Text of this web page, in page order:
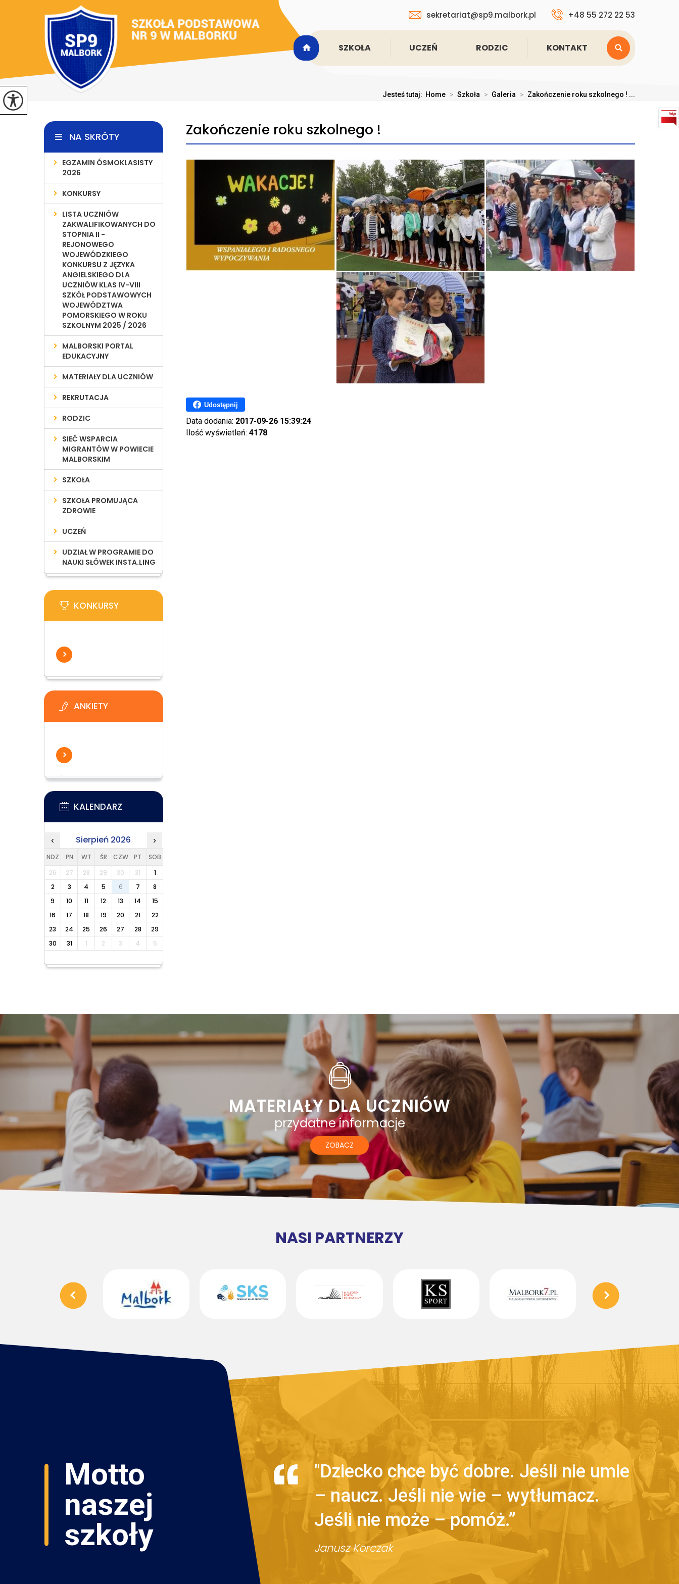
sekretariat@sp9.malbork.pl +48 55 272 22 53
SZKOŁA UCZEŃ RODZIC KONTAKT
Jesteś tutaj: Home > Szkoła > Galeria > Zakończenie roku szkolnego ! ...
Zakończenie roku szkolnego !
Udostępnij
Data dodania: 2017-09-26 15:39:24
Ilość wyświetleń: 4178
NA SKRÓTY
EGZAMIN ÓSMOKLASISTY
2026
KONKURSY
LISTA UCZNIÓW
ZAKWALIFIKOWANYCH DO
STOPNIA II -
REJONOWEGO
WOJEWÓDZKIEGO
KONKURSU Z JĘZYKA
ANGIELSKIEGO DLA
UCZNIÓW KLAS IV-VIII
SZKÓŁ PODSTAWOWYCH
WOJEWÓDZTWA
POMORSKIEGO W ROKU
SZKOLNYM 2025 / 2026
MALBORSKI PORTAL
EDUKACYJNY
MATERIAŁY DLA UCZNIÓW
REKRUTACJA
RODZIC
SIEĆ WSPARCIA
MIGRANTÓW W POWIECIE
MALBORSKIM
SZKOŁA
SZKOŁA PROMUJĄCA
ZDROWIE
UCZEŃ
UDZIAŁ W PROGRAMIE DO
NAUKI SŁÓWEK INSTA.LING
KONKURSY
ANKIETY
KALENDARZ
‹ Sierpień 2026 ›
NDZ PN WT ŚR CZW PT
SOB
26
27 28 29 30 31
1
2
3 4 5 6 7
8
9
10 11 12 13 14
15
16
17 18 19 20 21
22
23
24 25 26 27 28
29
30
31 1 2 3 4 5
MATERIAŁY DLA UCZNIÓW
przydatne informacje
ZOBACZ
NASI PARTNERZY
Motto
naszej
szkoły
"Dziecko chce być dobre. Jeśli nie umie
– naucz. Jeśli nie wie – wytłumacz.
Jeśli nie może – pomóż.”
Janusz Korczak